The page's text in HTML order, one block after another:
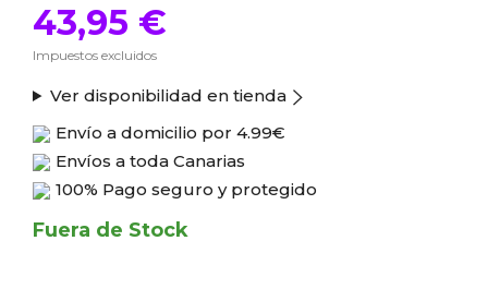
43,95 €
Impuestos excluidos
Ver disponibilidad en tienda
Envío a domicilio por 4.99€
Envíos a toda Canarias
100% Pago seguro y protegido
Fuera de Stock